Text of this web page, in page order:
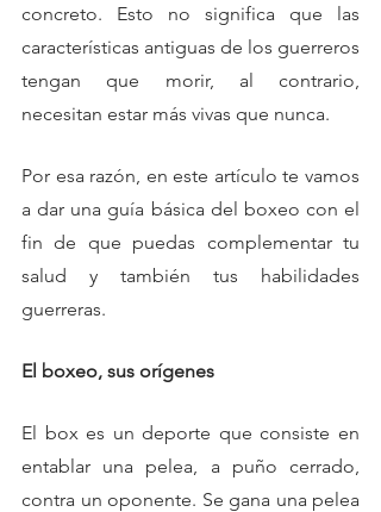
concreto. Esto no significa que las
características antiguas de los guerreros
tengan que morir, al contrario,
necesitan estar más vivas que nunca.
Por esa razón, en este artículo te vamos
a dar una guía básica del boxeo con el
fin de que puedas complementar tu
salud y también tus habilidades
guerreras.
El boxeo, sus orígenes
El box es un deporte que consiste en
entablar una pelea, a puño cerrado,
contra un oponente. Se gana una pelea